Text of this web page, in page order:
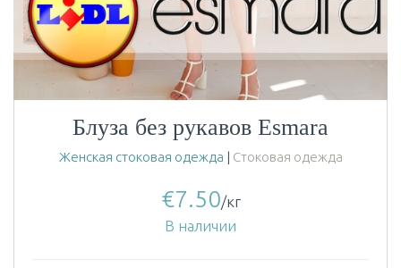
Блуза без рукавов Esmara
Женская стоковая одежда | Стоковая одежда
€7.50/кг
В наличии